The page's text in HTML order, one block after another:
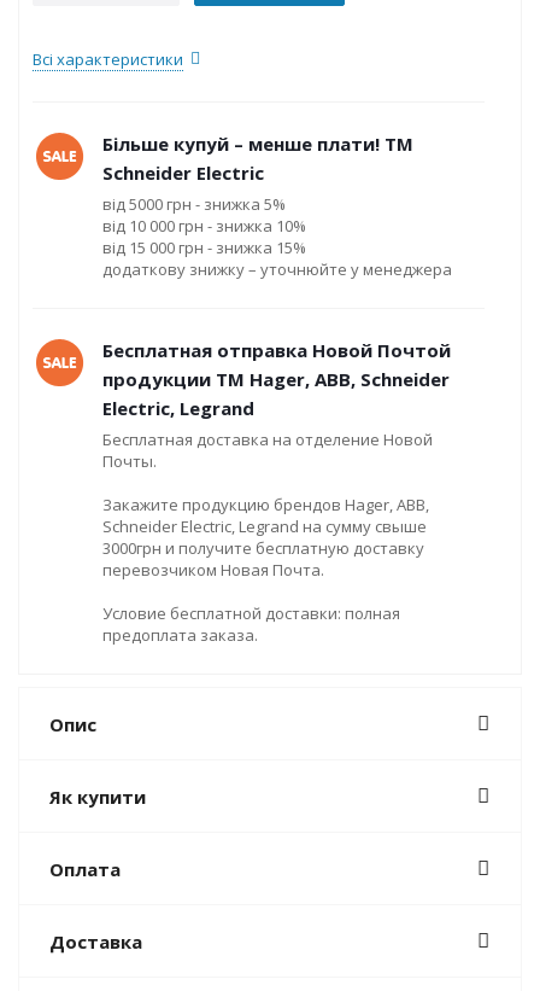
Всі характеристики
Більше купуй – менше плати! ТМ
Schneider Electric
від 5000 грн - знижка 5%
від 10 000 грн - знижка 10%
від 15 000 грн - знижка 15%
додаткову знижку – уточнюйте у менеджера
Бесплатная отправка Новой Почтой
продукции ТМ Hager, ABB, Schneider
Electric, Legrand
Бесплатная доставка на отделение Новой
Почты.
Закажите продукцию брендов Hager, ABB,
Schneider Electric, Legrand на сумму свыше
3000грн и получите бесплатную доставку
перевозчиком Новая Почта.
Условие бесплатной доставки: полная
предоплата заказа.
Опис
Як купити
Оплата
Доставка